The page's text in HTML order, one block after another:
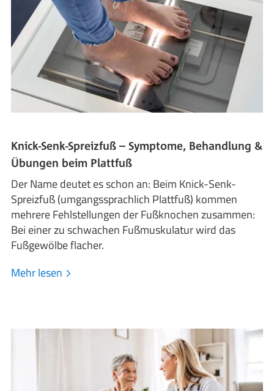
Knick-Senk-Spreizfuß – Symptome, Behandlung &
Übungen beim Plattfuß
Der Name deutet es schon an: Beim Knick-Senk-
Spreizfuß (umgangssprachlich Plattfuß) kommen
mehrere Fehlstellungen der Fußknochen zusammen:
Bei einer zu schwachen Fußmuskulatur wird das
Fußgewölbe flacher.
Mehr lesen